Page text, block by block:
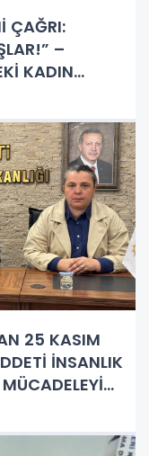
ÇAĞRI:
–
KADIN
25 KASIM
İNSANLIK